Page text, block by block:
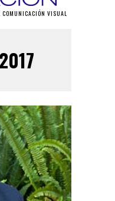
COMUNICACIÓN VISUAL